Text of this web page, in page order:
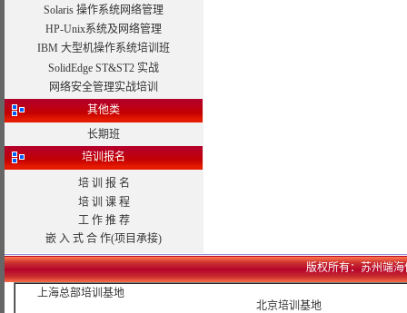
Solaris 操作系统网络管理
HP-Unix系统及网络管理
IBM 大型机操作系统培训班
SolidEdge ST&ST2 实战
网络安全管理实战培训
其他类
长期班
培训报名
培 训 报 名
培 训 课 程
工 作 推 荐
嵌 入 式 合 作(项目承接)
版权所有：苏州端海
上海总部培训基地
北京培训基地